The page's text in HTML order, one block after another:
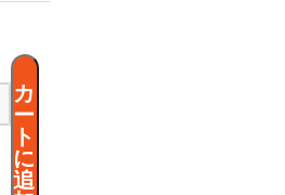
カ
ー
ト
に
追